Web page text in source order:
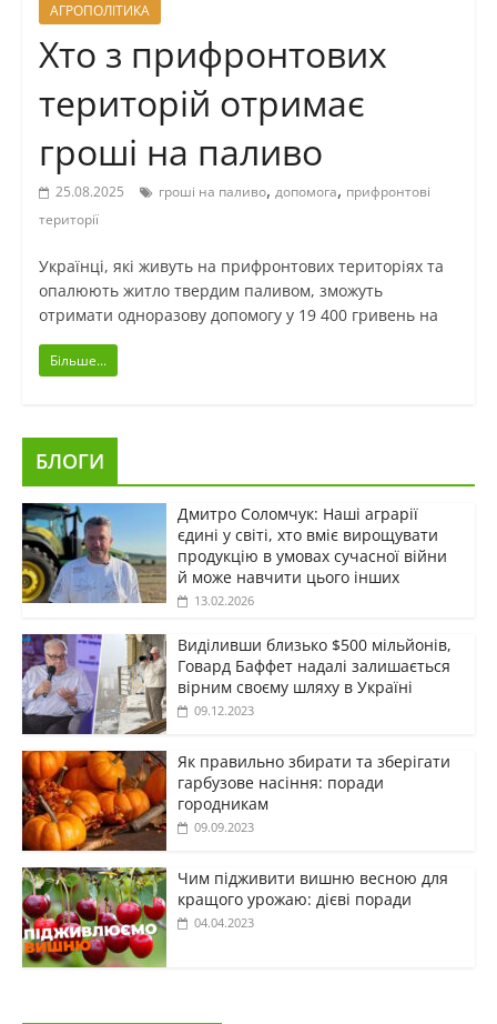
АГРОПОЛІТИКА
Хто з прифронтових
територій отримає
гроші на паливо
25.08.2025 гроші на паливо, допомога, прифронтові
території
Українці, які живуть на прифронтових територіях та
опалюють житло твердим паливом, зможуть
отримати одноразову допомогу у 19 400 гривень на
Більше...
БЛОГИ
Дмитро Соломчук: Наші аграрії
єдині у світі, хто вміє вирощувати
продукцію в умовах сучасної війни
й може навчити цього інших
13.02.2026
Виділивши близько $500 мільйонів,
Говард Баффет надалі залишається
вірним своєму шляху в Україні
09.12.2023
Як правильно збирати та зберігати
гарбузове насіння: поради
городникам
09.09.2023
Чим підживити вишню весною для
кращого урожаю: дієві поради
04.04.2023